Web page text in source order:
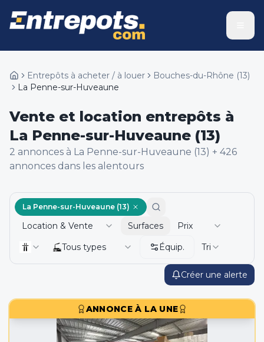
Entrepôts à acheter / à louer Bouches-du-Rhône (13)
La Penne-sur-Huveaune
Vente et location entrepôts à
La Penne-sur-Huveaune (13)
2 annonces à La Penne-sur-Huveaune (13) + 426
annonces dans les alentours
Créer une alerte
La Penne-sur-Huveaune (13)
Location & Vente Surfaces
Prix
Tous types
Équip. Tri
ANNONCE À LA UNE